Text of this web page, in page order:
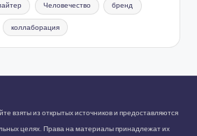
Человечество бренд
коллаборация
взяты из открытых источников и предоставляются
целях. Права на материалы принадлежат их